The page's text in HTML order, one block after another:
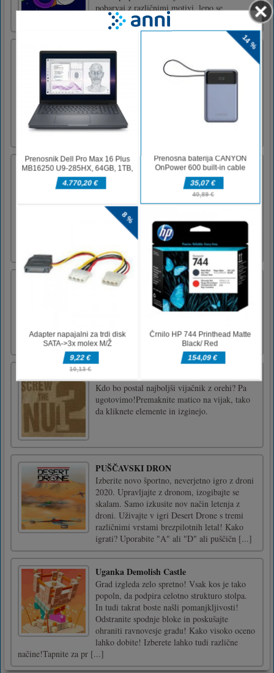
pobarvaj z različnimi motivi. lepo se
imejte!LEVI KLIK
Princess Happy Tea Party Cooking
Elsa pogreša svoje prijatelje, zato se odloči
prirediti vrtno čajanko in povabi svoje
prijatelje, da se udeležijo. Svojim prijateljem
želi pripraviti okusne piškote in lep sadni
krožnik. Ali lahko pomagate Elsi pri pripravi
teh okusnih jedi? Udeležba na čajanki ni brez
lepih obla [...]
Tarzan Jigsaw Puzzle Collection
Do you love to collect puzzles? Do you like
the Disney cartoon Tarzan and Jane? Then this
toy will definitely please and entice you. The
picture is bright, it is pleasant to collect it and
very exciting! Jane Porter and Tarzan waited,
tense and expectant. Strange, around the char
Poletna moda BFF
Lovable BFF Mia in Bella bosta določili
trende za poletne obleke. Pomagajmo jim zdaj
lep dan!Za nadzor uporabite miško
Kdo bo postal najboljši vijačnik z orehi? Pa
ugotovimo!Premaknite matico na vijak, tako
da kliknete elemente in izginejo.
PUŠČAVSKI DRON
Izberite novo športno, neverjetno igro z droni
2020. Upravljajte z dronom, izogibajte se
skalam. Samo izkusite nov način letenja z
droni. Uživajte v igri Desert Drone s tremi
različnimi vrstami brezpilotnih letal! Kako
igrati? Uporabite "A" ali "D" ali puščičn [...]
Uganka Demolish Castle
Grad izgleda zelo spretno! Vsak kos je tako
popoln, da podpira celotno strukturo stolpa.
In tudi takrat boste našli pomanjkljivosti!
Odstranite spodnje bloke in poskušajte
ohraniti ravnovesje gradu! Kako visoko oceno
lahko dobite! Izberete lahko tudi različne
načine!Tapnite za pr [...]